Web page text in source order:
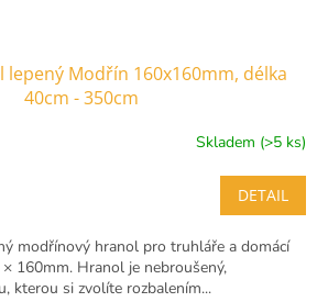
lepený Modřín 160x160mm, délka
40cm - 350cm
Skladem (>5 ks)
DETAIL
modřínový hranol pro truhláře a domácí
160mm. Hranol je nebroušený,
kterou si zvolíte rozbalením...